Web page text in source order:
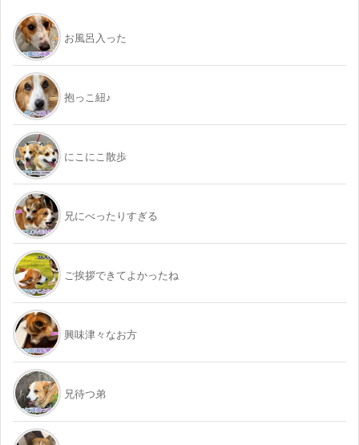
お風呂入った
抱っこ紐♪
にこにこ散歩
兄にべったりすぎる
ご挨拶できてよかったね
興味津々なお方
兄待つ弟